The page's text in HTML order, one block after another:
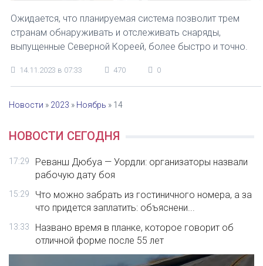
Ожидается, что планируемая система позволит трем
странам обнаруживать и отслеживать снаряды,
выпущенные Северной Кореей, более быстро и точно.
14.11.2023 в 07:33 470 0
Новости » 2023 » Ноябрь » 14
НОВОСТИ СЕГОДНЯ
17:29
Реванш Дюбуа — Уордли: организаторы назвали
рабочую дату боя
15:29
Что можно забрать из гостиничного номера, а за
что придется заплатить: объяснени...
13:33
Названо время в планке, которое говорит об
отличной форме после 55 лет